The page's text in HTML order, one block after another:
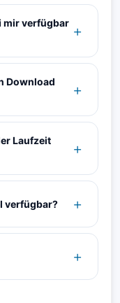
mir verfügbar
Download
Laufzeit
verfügbar?